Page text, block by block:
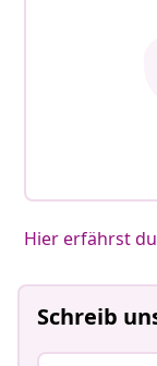
Hier erfährst
Schreib